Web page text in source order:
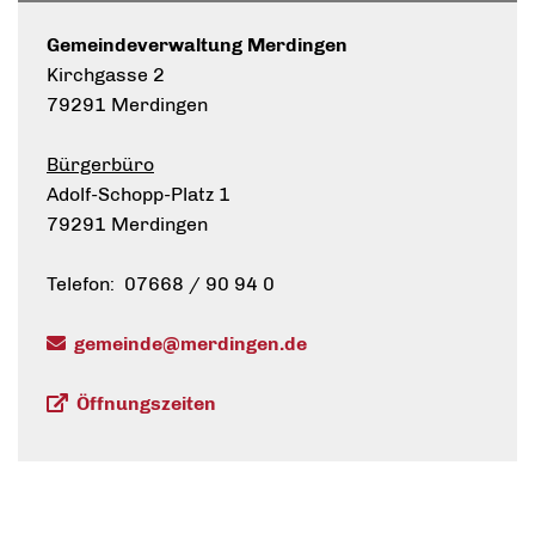
Gemeindeverwaltung Merdingen
Kirchgasse 2
79291 Merdingen
Bürgerbüro
Adolf-Schopp-Platz 1
79291 Merdingen
Telefon: 07668 / 90 94 0
gemeinde@merdingen.de
Öffnungszeiten